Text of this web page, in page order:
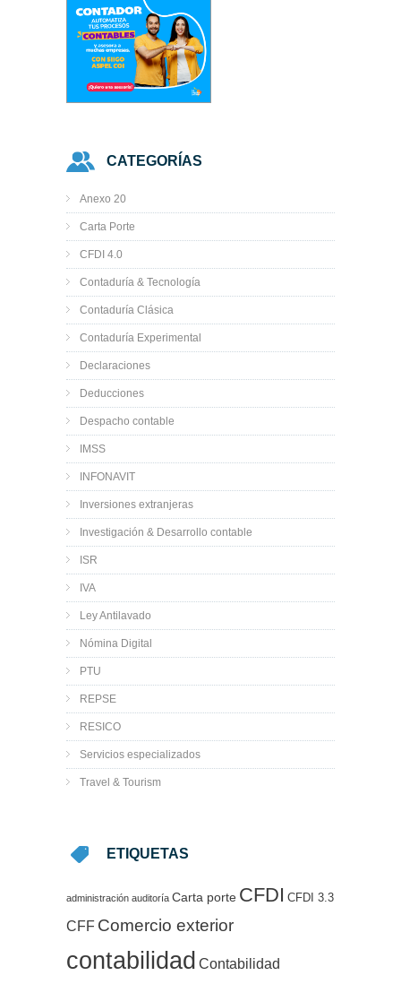
CATEGORÍAS
Anexo 20
Carta Porte
CFDI 4.0
Contaduría & Tecnología
Contaduría Clásica
Contaduría Experimental
Declaraciones
Deducciones
Despacho contable
IMSS
INFONAVIT
Inversiones extranjeras
Investigación & Desarrollo contable
ISR
IVA
Ley Antilavado
Nómina Digital
PTU
REPSE
RESICO
Servicios especializados
Travel & Tourism
ETIQUETAS
administración auditoría Carta porte CFDI CFDI 3.3
CFF Comercio exterior
contabilidad Contabilidad